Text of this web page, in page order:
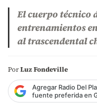
El cuerpo técnico
entrenamientos
al trascendental
PorLuz Fondeville
Agregar Radio Del
fuente preferida en